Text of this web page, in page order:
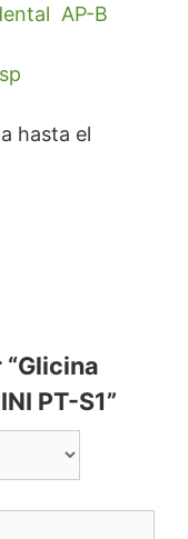
AP-B
hasta el
PT-S1”